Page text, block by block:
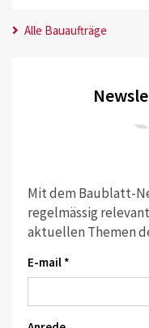
Alle Bauaufträge
Mit dem Baublatt-
regelmässig
aktuellen Themen
E-mail *